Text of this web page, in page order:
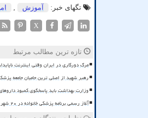
تگهای خبر:
آموزش
X
تازه ترین مطالب مرتبط
مرگ دورکاری در ایران وقتی اینترنت
رهبر شهید از اصلی ترین حامیان جامعه
وزارت بهداشت باید پاسخگوی کمبود
آغاز رسمی برنامه پزشکی خانواده در ۲۰ شهر فاز دوم